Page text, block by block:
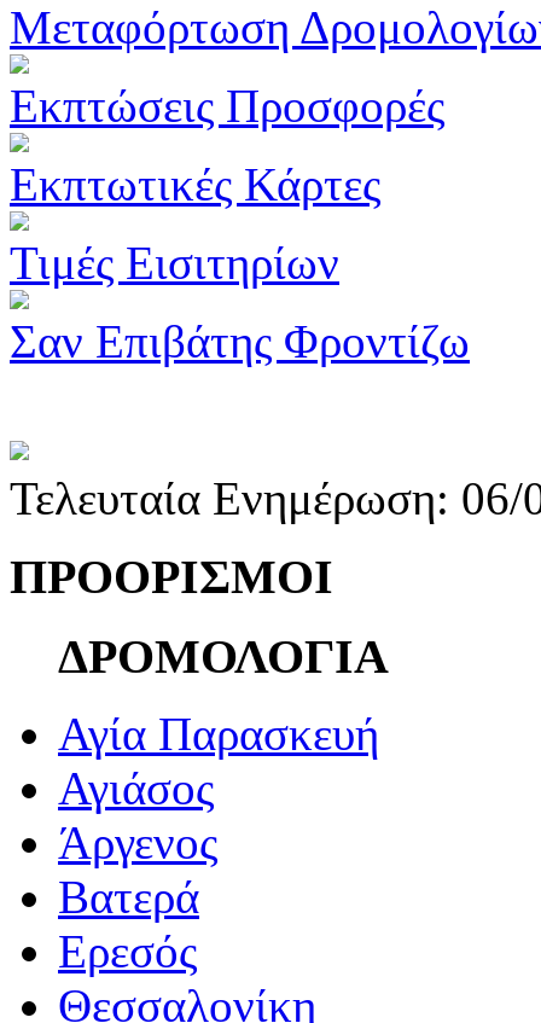
Μεταφόρτωση
Εκπτώσεις Προσφορές
Εκπτωτικές Κάρτες
Τιμές Εισιτηρίων
Σαν Επιβάτης Φροντίζω
Τελευταία Ενημέρωση:
ΠΡΟΟΡΙΣΜΟΙ
ΔΡΟΜΟΛΟΓΙΑ
Αγία Παρασκευή
Αγιάσος
Άργενος
Βατερά
Ερεσός
Θεσσαλονίκη